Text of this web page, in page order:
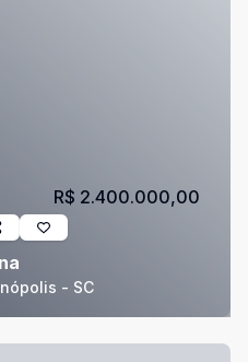
- SC
R$ 2.400.000,00